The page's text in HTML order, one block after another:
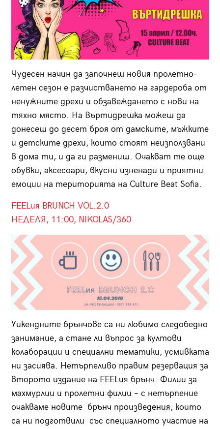
Чудесен начин да започнеш новия пролетно-
летен сезон е разчистването на гардероба от
ненужните дрехи и обзавеждането с нови на
тяхно място. На Въртидрешка можеш да
донесеш до десет броя от дамските, мъжките
и детските дрехи, които стоят неизползвани
в дома ти, и да ги размениш. Очакват те още
обувки, аксесоари, вкусни изненади и приятни
емоции на територията на Culture Beat Sofia.
FEELия BRUNCH VOL.2.0
НЕДЕЛЯ, 11:00, NIKOLAS/360
Уикендните брънчове са ни любимо следобедно
занимание, а стане ли въпрос за култови
колаборации и специални тематики, усмивката
ни засиява. Нетърпеливо правим резервация за
второто издание на FEELия брънч. Филии за
махмурлии и пролетни филии – с нетърпение
очакваме новите брънч произведения, които
са ни подготвили със специалното участие на